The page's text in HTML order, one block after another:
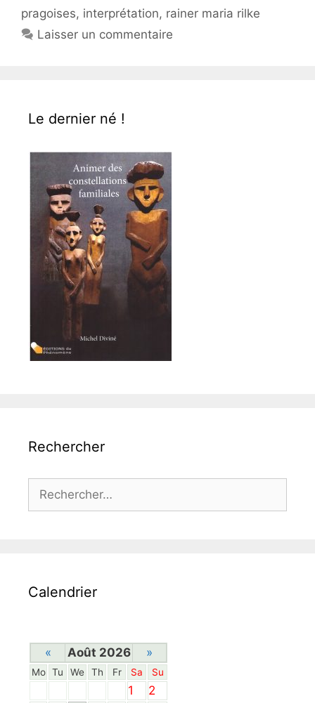
pragoises, interprétation, rainer maria rilke
Laisser un commentaire
Le dernier né !
Rechercher
Calendrier
« Août 2026 »
Mo Tu We Th Fr Sa Su
1 2